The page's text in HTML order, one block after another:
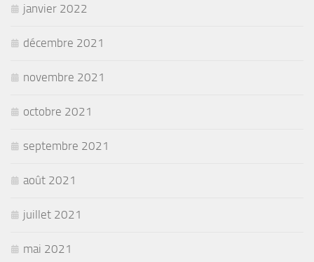
janvier 2022
décembre 2021
novembre 2021
octobre 2021
septembre 2021
août 2021
juillet 2021
mai 2021